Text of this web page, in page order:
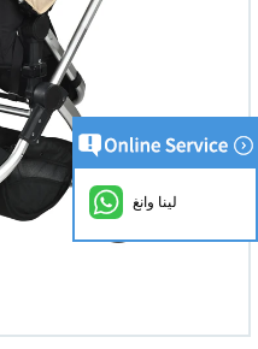
لينا وانغ